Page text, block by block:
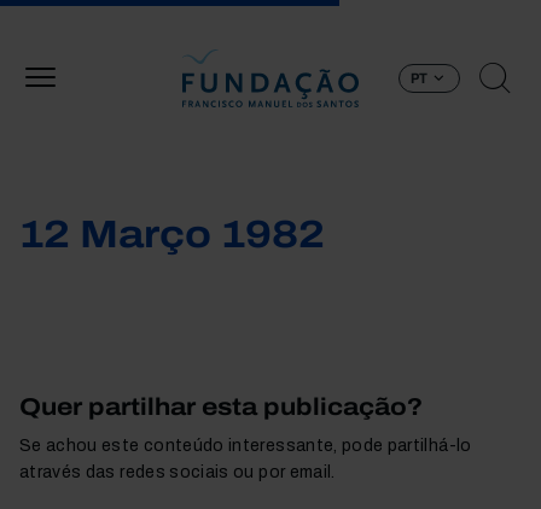
PT
12 Março 1982
Quer partilhar esta publicação?
Se achou este conteúdo interessante, pode partilhá-lo
através das redes sociais ou por email.